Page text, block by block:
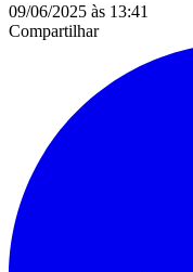
09/06/2025 às 13:41
Compartilhar